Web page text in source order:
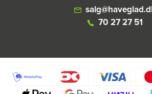
70 27 27 51